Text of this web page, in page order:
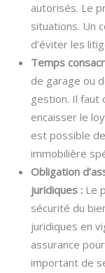
autorisés. Le
situations. Un
d’éviter les
Temps
de garage ou
gestion. Il faut
encaisser le
est possible
immobilière
Obligation
juridiques : Le
sécurité du
juridiques en
assurance
important de